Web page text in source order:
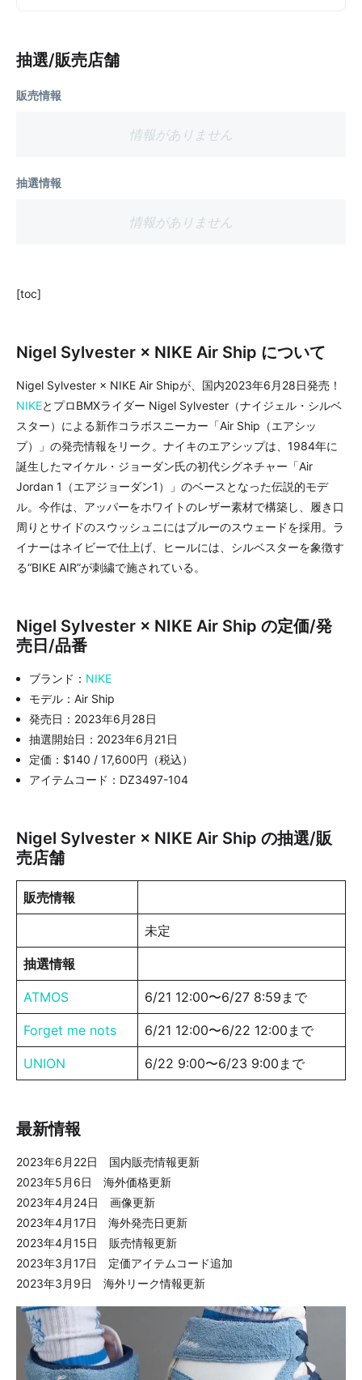
抽選/販売店舗
販売情報
情報がありません
抽選情報
情報がありません
[toc]
Nigel Sylvester × NIKE Air Ship について
Nigel Sylvester × NIKE Air Shipが、国内2023年6月28日発売！
NIKEとプロBMXライダー Nigel Sylvester（ナイジェル・シルベ
スター）による新作コラボスニーカー「Air Ship（エアシッ
プ）」の発売情報をリーク。ナイキのエアシップは、1984年に
誕生したマイケル・ジョーダン氏の初代シグネチャー「Air
Jordan 1（エアジョーダン1）」のベースとなった伝説的モデ
ル。今作は、アッパーをホワイトのレザー素材で構築し、履き口
周りとサイドのスウッシュニにはブルーのスウェードを採用。ラ
イナーはネイビーで仕上げ、ヒールには、シルベスターを象徴す
る“BIKE AIR”が刺繍で施されている。
Nigel Sylvester × NIKE Air Ship の定価/発
売日/品番
ブランド： NIKE
モデル：Air Ship
発売日：2023年6月28日
抽選開始日：2023年6月21日
定価：$140 / 17,600円（税込）
アイテムコード：DZ3497-104
Nigel Sylvester × NIKE Air Ship の抽選/販
売店舗
販売情報
未定
抽選情報
ATMOS 6/21 12:00〜6/27 8:59まで
Forget me nots 6/21 12:00〜6/22 12:00まで
UNION 6/22 9:00〜6/23 9:00まで
最新情報
2023年6月22日 国内販売情報更新
2023年5月6日 海外価格更新
2023年4月24日 画像更新
2023年4月17日 海外発売日更新
2023年4月15日 販売情報更新
2023年3月17日 定価アイテムコード追加
2023年3月9日 海外リーク情報更新